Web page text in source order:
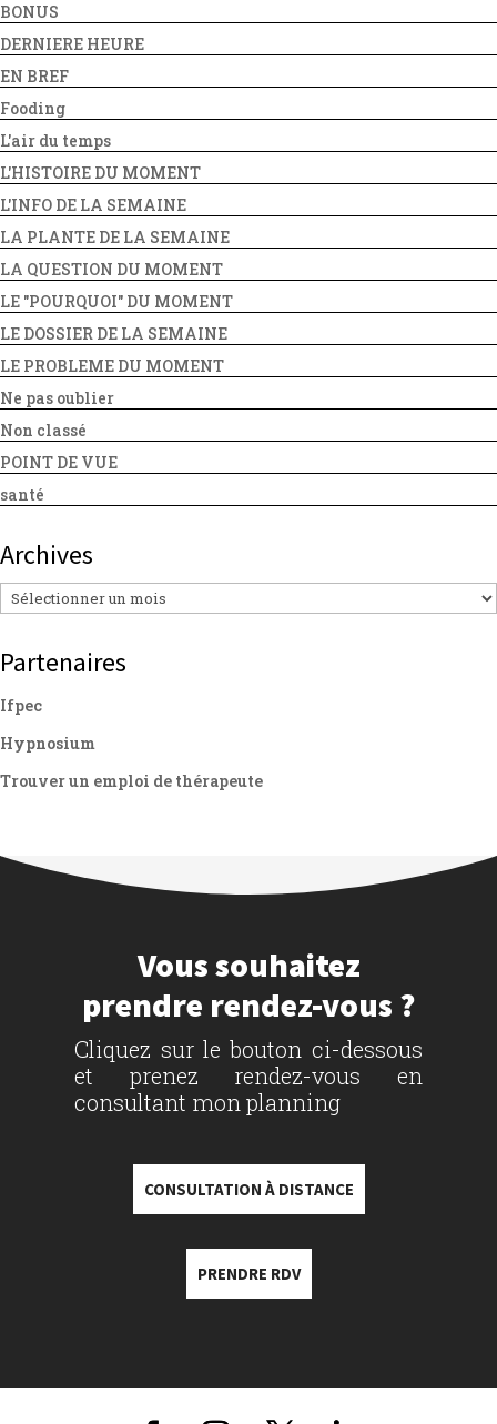
BONUS
DERNIERE HEURE
EN BREF
Fooding
L'air du temps
L'HISTOIRE DU MOMENT
L'INFO DE LA SEMAINE
LA PLANTE DE LA SEMAINE
LA QUESTION DU MOMENT
LE "POURQUOI" DU MOMENT
LE DOSSIER DE LA SEMAINE
LE PROBLEME DU MOMENT
Ne pas oublier
Non classé
POINT DE VUE
santé
Archives
Archives
Partenaires
Ifpec
Hypnosium
Trouver un emploi de thérapeute
Vous souhaitez
prendre rendez-vous ?
Cliquez sur le bouton ci-dessous
et prenez rendez-vous en
consultant mon planning
CONSULTATION À DISTANCE
PRENDRE RDV